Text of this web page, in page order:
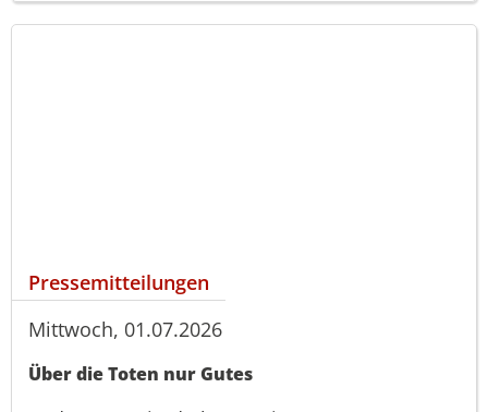
Pressemitteilungen
Mittwoch, 01.07.2026
Über die Toten nur Gutes